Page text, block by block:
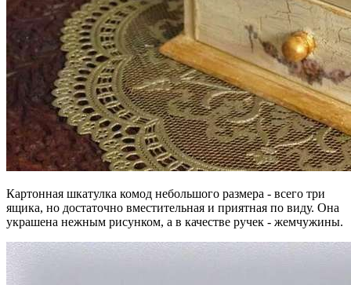
Картонная шкатулка комод небольшого размера - всего три
ящика, но достаточно вместительная и приятная по виду. Она
украшена нежным рисунком, а в качестве ручек - жемчужины.